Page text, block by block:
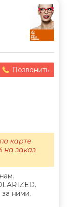
Позвонить
за ними.
карте
на заказ